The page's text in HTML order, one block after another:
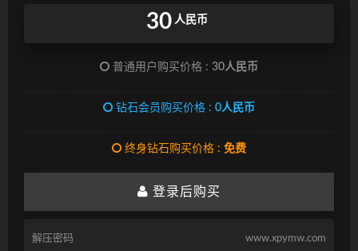
30 人民币
普通用户购买价格 : 30人民币
钻石会员购买价格 : 0人民币
终身钻石购买价格 : 免费
登录后购买
解压密码 www.xpymw.com